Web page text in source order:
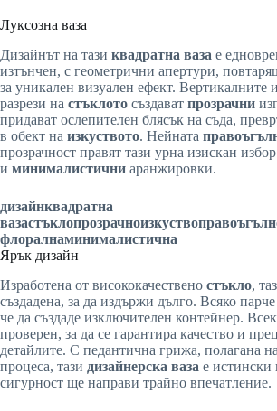
Луксозна ваза
Дизайнът на тази квадратна ваза е
изтънчен, с геометрични апертури,
за уникален визуален ефект. Вертикалните
разрези на стъклото създават прозрачни
придават ослепителен блясък на съда,
в обект на изкуството. Нейната
прозрачност правят тази урна изискан
и минималистични аранжировки.
дизайнквадратна
вазастъклопрозрачноизкуство
флоралнаминималистична
Ярък дизайн
Изработена от висококачествено стъкло,
създадена, за да издържи дълго. Всяко
че да създаде изключителен контейнер.
проверен, за да се гарантира качество и
детайлите. С педантична грижа, полагана
процеса, тази дизайнерска ваза е истински
сигурност ще направи трайно впечатление.